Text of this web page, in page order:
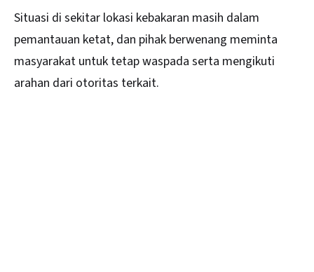
Situasi di sekitar lokasi kebakaran masih dalam
pemantauan ketat, dan pihak berwenang meminta
masyarakat untuk tetap waspada serta mengikuti
arahan dari otoritas terkait.